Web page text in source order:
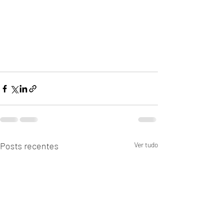
Posts recentes Ver tudo